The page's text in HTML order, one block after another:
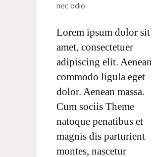
nec odio.
Lorem ipsum dolor sit
amet, consectetuer
adipiscing elit. Aenean
commodo ligula eget
dolor. Aenean massa.
Cum sociis Theme
natoque penatibus et
magnis dis parturient
montes, nascetur